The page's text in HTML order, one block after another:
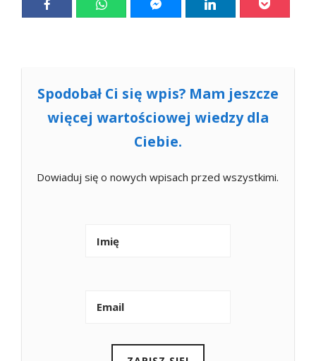
Spodobał Ci się wpis? Mam jeszcze
więcej wartościowej wiedzy dla
Ciebie.
Dowiaduj się o nowych wpisach przed wszystkimi.